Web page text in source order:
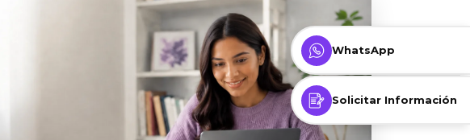
WhatsApp
Solicitar Información